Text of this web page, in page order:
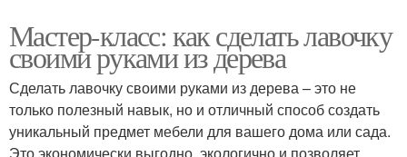
Мастер-класс: как сделать лавочку
своими руками из дерева
Сделать лавочку своими руками из дерева – это не
только полезный навык, но и отличный способ создать
уникальный предмет мебели для вашего дома или сада.
Это экономически выгодно, экологично и позволяет